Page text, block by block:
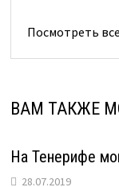
Посмотреть
ВАМ ТАКЖЕ
На Тенерифе
28.07.2019